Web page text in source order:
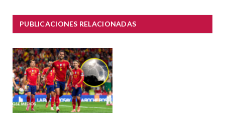
PUBLICACIONES RELACIONADAS